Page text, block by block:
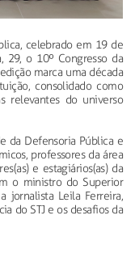
celebrado em 19 de
29, o 10º Congresso da
marca uma década
consolidado como
relevantes do universo
da Defensoria Pública e
professores da área
e estagiários(as) da
o ministro do Superior
jornalista Leila Ferreira,
do STJ e os desafios da